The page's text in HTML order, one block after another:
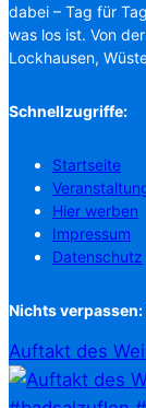
dabei – Tag für
was los ist. Von
Lockhausen,
Schnellzugriffe:
Startseite
Hier werben
Impressum
Datenschutz
Nichts verpassen:
Auftakt des